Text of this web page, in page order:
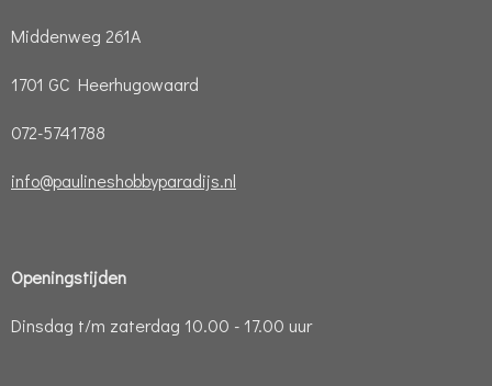
Middenweg 261A
1701 GC Heerhugowaard
072-5741788
info@paulineshobbyparadijs.nl
Openingstijden
Dinsdag t/m zaterdag 10.00 - 17.00 uur